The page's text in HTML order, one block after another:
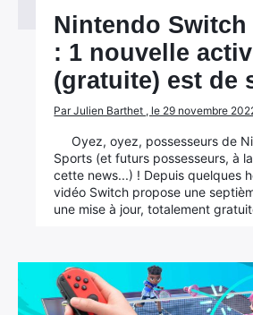
Nintendo
: 1 nouvelle
(gratuite) est de
Par Julien Barthet , le 29 novembre
Oyez, oyez, possesseurs de
Sports (et futurs possesseurs, à
cette news...) ! Depuis quelques
vidéo Switch propose une
une mise à jour, totalement